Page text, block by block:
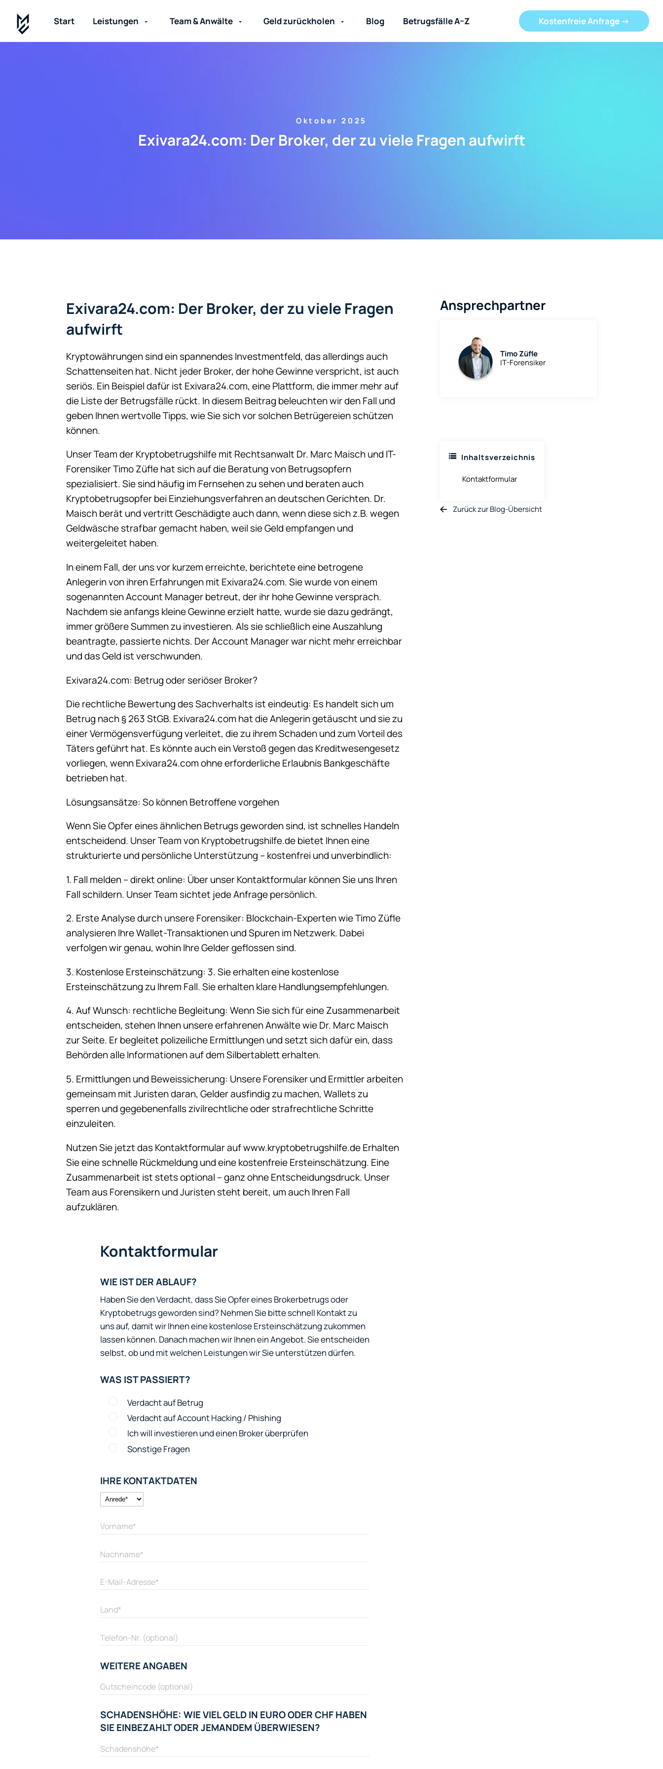
Start Leistungen Team & Anwälte Geld zurückholen Blog Betrugsfälle A–Z Kostenfreie Anfrage ->
Oktober 2025
Exivara24.com: Der Broker, der zu viele Fragen aufwirft
Exivara24.com: Der Broker, der zu viele Fragen
aufwirft
Kryptowährungen sind ein spannendes Investmentfeld, das allerdings auch
Schattenseiten hat. Nicht jeder Broker, der hohe Gewinne verspricht, ist auch
seriös. Ein Beispiel dafür ist Exivara24.com, eine Plattform, die immer mehr auf
die Liste der Betrugsfälle rückt. In diesem Beitrag beleuchten wir den Fall und
geben Ihnen wertvolle Tipps, wie Sie sich vor solchen Betrügereien schützen
können.
Unser Team der Kryptobetrugshilfe mit Rechtsanwalt Dr. Marc Maisch und IT-
Forensiker Timo Züfle hat sich auf die Beratung von Betrugsopfern
spezialisiert. Sie sind häufig im Fernsehen zu sehen und beraten auch
Kryptobetrugsopfer bei Einziehungsverfahren an deutschen Gerichten. Dr.
Maisch berät und vertritt Geschädigte auch dann, wenn diese sich z.B. wegen
Geldwäsche strafbar gemacht haben, weil sie Geld empfangen und
weitergeleitet haben.
In einem Fall, der uns vor kurzem erreichte, berichtete eine betrogene
Anlegerin von ihren Erfahrungen mit Exivara24.com. Sie wurde von einem
sogenannten Account Manager betreut, der ihr hohe Gewinne versprach.
Nachdem sie anfangs kleine Gewinne erzielt hatte, wurde sie dazu gedrängt,
immer größere Summen zu investieren. Als sie schließlich eine Auszahlung
beantragte, passierte nichts. Der Account Manager war nicht mehr erreichbar
und das Geld ist verschwunden.
Exivara24.com: Betrug oder seriöser Broker?
Die rechtliche Bewertung des Sachverhalts ist eindeutig: Es handelt sich um
Betrug nach § 263 StGB. Exivara24.com hat die Anlegerin getäuscht und sie zu
einer Vermögensverfügung verleitet, die zu ihrem Schaden und zum Vorteil des
Täters geführt hat. Es könnte auch ein Verstoß gegen das Kreditwesengesetz
vorliegen, wenn Exivara24.com ohne erforderliche Erlaubnis Bankgeschäfte
betrieben hat.
Lösungsansätze: So können Betroffene vorgehen
Wenn Sie Opfer eines ähnlichen Betrugs geworden sind, ist schnelles Handeln
entscheidend. Unser Team von Kryptobetrugshilfe.de bietet Ihnen eine
strukturierte und persönliche Unterstützung – kostenfrei und unverbindlich:
1. Fall melden – direkt online: Über unser Kontaktformular können Sie uns Ihren
Fall schildern. Unser Team sichtet jede Anfrage persönlich.
2. Erste Analyse durch unsere Forensiker: Blockchain-Experten wie Timo Züfle
analysieren Ihre Wallet-Transaktionen und Spuren im Netzwerk. Dabei
verfolgen wir genau, wohin Ihre Gelder geflossen sind.
3. Kostenlose Ersteinschätzung: 3. Sie erhalten eine kostenlose
Ersteinschätzung zu Ihrem Fall. Sie erhalten klare Handlungsempfehlungen.
4. Auf Wunsch: rechtliche Begleitung: Wenn Sie sich für eine Zusammenarbeit
entscheiden, stehen Ihnen unsere erfahrenen Anwälte wie Dr. Marc Maisch
zur Seite. Er begleitet polizeiliche Ermittlungen und setzt sich dafür ein, dass
Behörden alle Informationen auf dem Silbertablett erhalten.
5. Ermittlungen und Beweissicherung: Unsere Forensiker und Ermittler arbeiten
gemeinsam mit Juristen daran, Gelder ausfindig zu machen, Wallets zu
sperren und gegebenenfalls zivilrechtliche oder strafrechtliche Schritte
einzuleiten.
Nutzen Sie jetzt das Kontaktformular auf www.kryptobetrugshilfe.de Erhalten
Sie eine schnelle Rückmeldung und eine kostenfreie Ersteinschätzung. Eine
Zusammenarbeit ist stets optional – ganz ohne Entscheidungsdruck. Unser
Team aus Forensikern und Juristen steht bereit, um auch Ihren Fall
aufzuklären.
Kontaktformular
WIE IST DER ABLAUF?
Haben Sie den Verdacht, dass Sie Opfer eines Brokerbetrugs oder
Kryptobetrugs geworden sind? Nehmen Sie bitte schnell Kontakt zu
uns auf, damit wir Ihnen eine kostenlose Ersteinschätzung zukommen
lassen können. Danach machen wir Ihnen ein Angebot. Sie entscheiden
selbst, ob und mit welchen Leistungen wir Sie unterstützen dürfen.
WAS IST PASSIERT?
Verdacht auf Betrug
Verdacht auf Account Hacking / Phishing
Ich will investieren und einen Broker überprüfen
Sonstige Fragen
IHRE KONTAKTDATEN
WEITERE ANGABEN
SCHADENSHÖHE: WIE VIEL GELD IN EURO ODER CHF HABEN
SIE EINBEZAHLT ODER JEMANDEM ÜBERWIESEN?
Ansprechpartner
Timo Züfle
IT-Forensiker
Inhaltsverzeichnis
Kontaktformular
Zurück zur Blog-Übersicht